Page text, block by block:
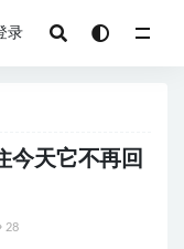
录
今天它不再回
28